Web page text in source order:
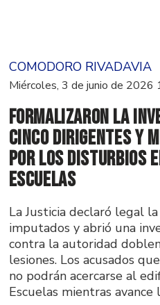
COMODORO RIVADAVIA
Miércoles, 3 de junio de 2026
Formalizaron la
cinco dirigentes y
por los disturbios
Escuelas
La Justicia declaró legal
imputados y abrió una
contra la autoridad
lesiones. Los acusados
no podrán acercarse al
Escuelas mientras avance